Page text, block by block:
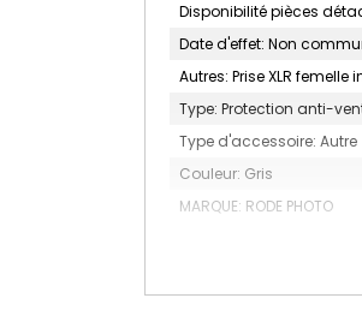
Disponibilité pièces
Date d'effet: Non
Autres: Prise XLR
Type: Protection anti-
Type d'accessoire: Autre
Couleur: Gris
MARQUE: RODE PHOTO